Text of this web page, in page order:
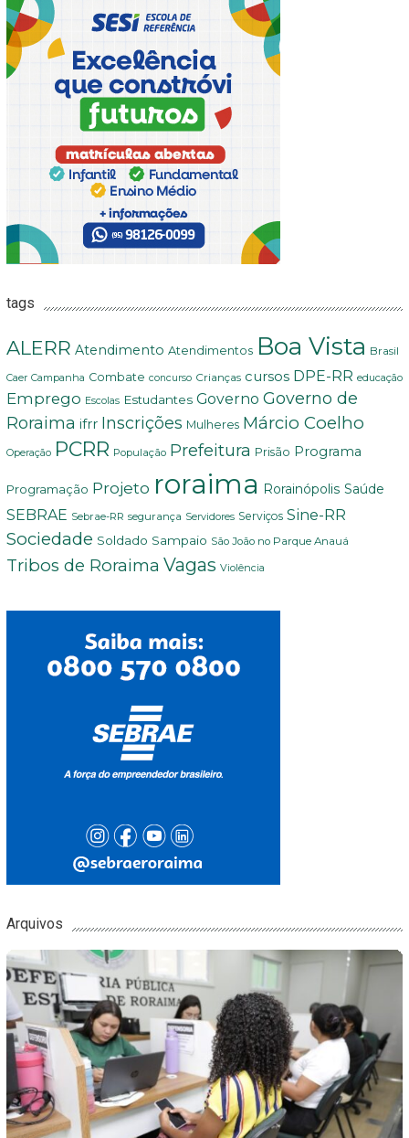
tags
ALERR Atendimento Atendimentos Boa Vista Brasil
Caer Campanha Combate concurso Crianças cursos DPE-RR educação
Emprego Escolas Estudantes Governo Governo de
Roraima ifrr Inscrições Mulheres Márcio Coelho
Operação PCRR População Prefeitura Prisão Programa
Programação Projeto roraima Rorainópolis Saúde
SEBRAE Sebrae-RR segurança Servidores Serviços Sine-RR
Sociedade Soldado Sampaio São João no Parque Anauá
Tribos de Roraima Vagas Violência
Arquivos